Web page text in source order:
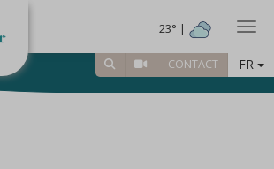
23° |
CONTACT FR